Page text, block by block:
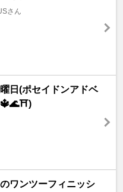
さん
日(ポセイドンアドベ
🔱🌊⛩️)
ワンツーフィニッシ